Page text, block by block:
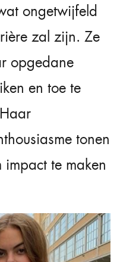
ongetwijfeld
zal zijn. Ze
opgedane
en toe te
tonen
te maken